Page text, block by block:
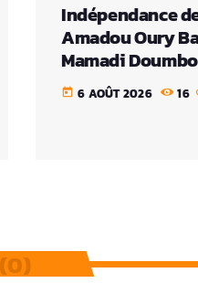
Indépendance
Amadou Oury
Mamadi
today 6 AOÛT 2026 16